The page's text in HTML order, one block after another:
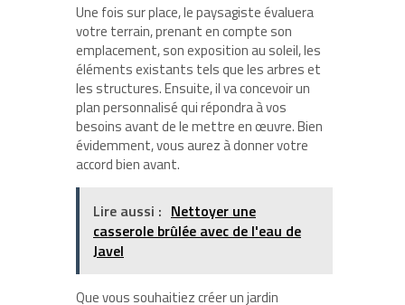
Une fois sur place, le paysagiste évaluera
votre terrain, prenant en compte son
emplacement, son exposition au soleil, les
éléments existants tels que les arbres et
les structures. Ensuite, il va concevoir un
plan personnalisé qui répondra à vos
besoins avant de le mettre en œuvre. Bien
évidemment, vous aurez à donner votre
accord bien avant.
Lire aussi : Nettoyer une
casserole brûlée avec de l'eau de
Javel
Que vous souhaitiez créer un jardin